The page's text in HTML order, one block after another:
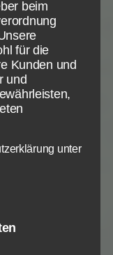
sich das
auf den
Doch was
heute als den
von äußerster
größten Sünder
Das wird auch
des
beim
für die
Kunden und
und
unter